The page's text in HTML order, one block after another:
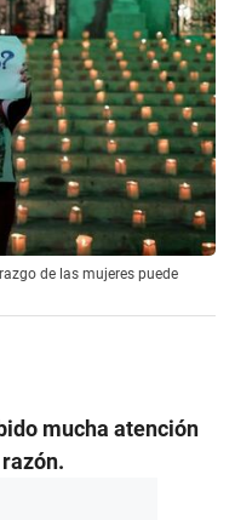
de las mujeres puede
mucha atención